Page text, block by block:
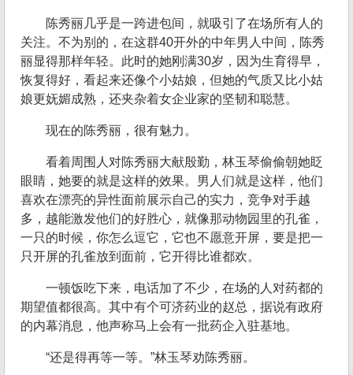
陈秀丽几乎是一跨进包间，就吸引了在场所有人的
关注。不为别的，在这群40开外的中年男人中间，陈秀
丽显得那样年轻。此时的她刚满30岁，因为生育得早，
恢复得好，看起来还像个小姑娘，但她的气质又比小姑
娘更妩媚成熟，还夹杂着女企业家的坚韧和聪慧。
现在的陈秀丽，很有魅力。
看着周围人对陈秀丽大献殷勤，林玉琴偷偷朝她眨
眼睛，她要的就是这样的效果。男人们就是这样，他们
喜欢在漂亮的异性面前展示自己的实力，竞争对手越
多，越能激发他们的好胜心，就像那动物园里的孔雀，
一只的时候，你怎么逗它，它也不愿意开屏，要是把一
只开屏的孔雀放到面前，它开得比谁都欢。
一顿饭吃下来，电话加了不少，在场的人对药都的
期望值都很高。其中有个可济药业的赵总，据说有政府
的内幕消息，他声称马上会有一批药企入驻基地。
“还是得再等一等。”林玉琴劝陈秀丽。